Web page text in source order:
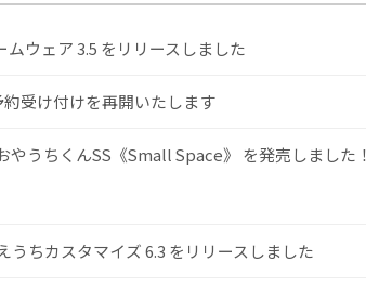
ムウェア 3.5 をリリースしました
受け付けを再開いたします
やうちくんSS《Small Space》 を発売しました！
うちカスタマイズ 6.3 をリリースしました